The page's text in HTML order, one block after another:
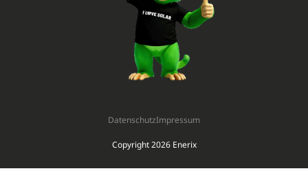
Copyright 2026 Enerix
DatenschutzImpressum